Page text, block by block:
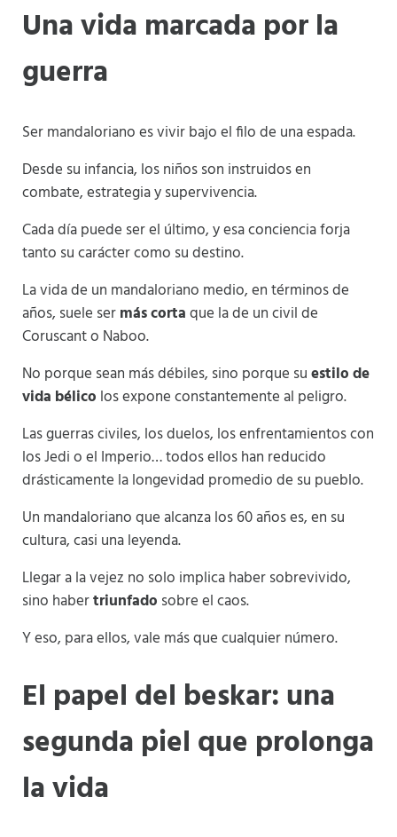
Una vida marcada por la
guerra
Ser mandaloriano es vivir bajo el filo de una espada.
Desde su infancia, los niños son instruidos en
combate, estrategia y supervivencia.
Cada día puede ser el último, y esa conciencia forja
tanto su carácter como su destino.
La vida de un mandaloriano medio, en términos de
años, suele sermás cortaque la de un civil de
Coruscant o Naboo.
No porque sean más débiles, sino porque suestilo de
vida bélico los expone constantemente al peligro.
Las guerras civiles, los duelos, los enfrentamientos con
los Jedi o el Imperio… todos ellos han reducido
drásticamente la longevidad promedio de su pueblo.
Un mandaloriano que alcanza los 60 años es, en su
cultura, casi una leyenda.
Llegar a la vejez no solo implica haber sobrevivido,
sino habertriunfado sobre el caos.
Y eso, para ellos, vale más que cualquier número.
El papel del beskar: una
segunda piel que prolonga
la vida